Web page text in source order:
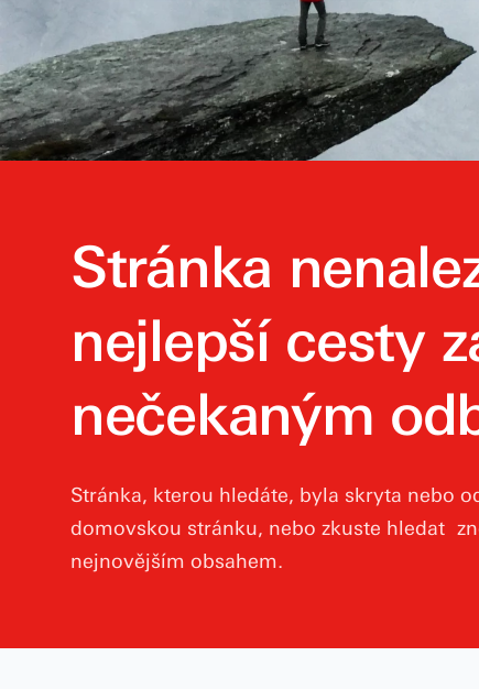
Stránka
nejlepší cesty
nečekaným
Stránka, kterou hledáte, byla skryta nebo
domovskou stránku, nebo zkuste hledat
nejnovějším obsahem.